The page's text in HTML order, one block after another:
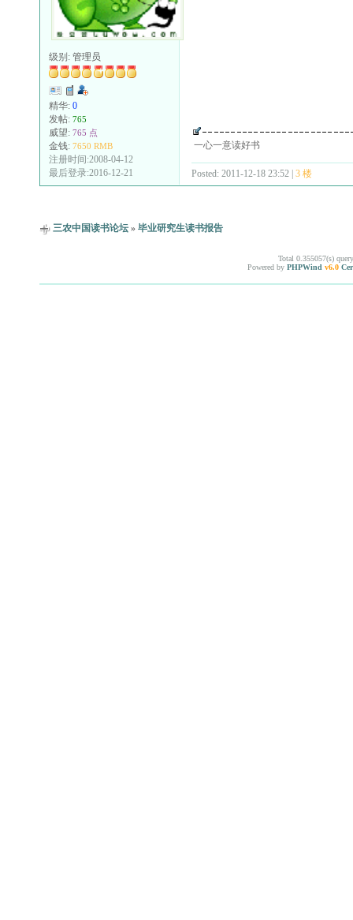
级别: 管理员
精华: 0
发帖: 765
威望: 765 点
金钱: 7650 RMB
注册时间:2008-04-12
最后登录:2016-12-21
一心一意读好书
Posted: 2011-12-18 23:52 | 3 楼
三农中国读书论坛 » 毕业研究生读书报告
Total 0.355057(s)
Powered by PHPWind v6.0